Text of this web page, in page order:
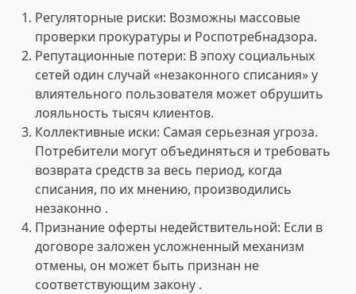
Регуляторные риски: Возможны массовые
проверки прокуратуры и Роспотребнадзора.
Репутационные потери: В эпоху социальных
сетей один случай «незаконного списания» у
влиятельного пользователя может обрушить
лояльность тысяч клиентов.
Коллективные иски: Самая серьезная угроза.
Потребители могут объединяться и требовать
возврата средств за весь период, когда
списания, по их мнению, производились
незаконно .
Признание оферты недействительной: Если в
договоре заложен усложненный механизм
отмены, он может быть признан не
соответствующим закону .